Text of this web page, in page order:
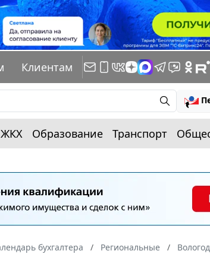
Клиентам
ЖКХ Образование Транспорт
бухгалтера Региональные